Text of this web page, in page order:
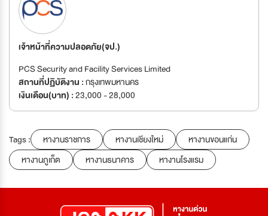
เจ้าหน้าที่ความปลอดภัย(จป.)
PCS Security and Facility Services Limited
สถานที่ปฏิบัติงาน :กรุงเทพมหานคร
เงินเดือน(บาท) :23,000 - 28,000
Tags : หางานราชการ หางานเชียงใหม่
หางานขอนแก่น
หางานภูเก็ต
หางานธนาคาร หางานโรงแรม